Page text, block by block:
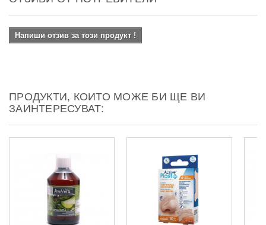
Напиши отзив за този продукт !
ПРОДУКТИ, КОИТО МОЖЕ БИ ЩЕ ВИ
ЗАИНТЕРЕСУВАТ: